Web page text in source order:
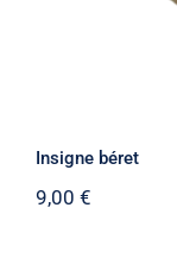
Insigne béret
9,00 €